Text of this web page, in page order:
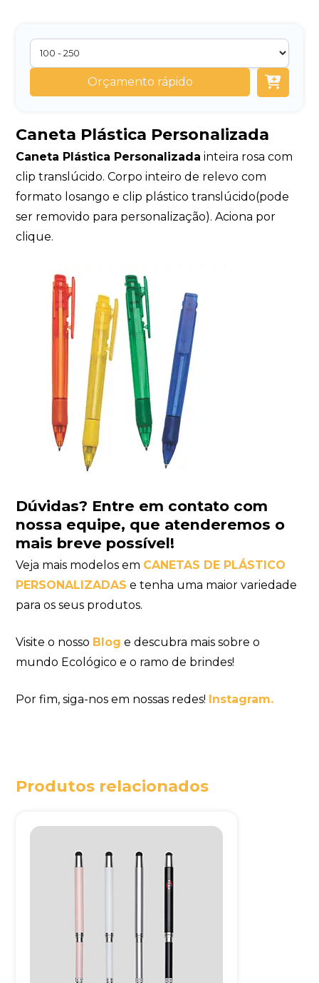
Orçamento rápido
Caneta Plástica Personalizada
Caneta Plástica Personalizada inteira rosa com
clip translúcido. Corpo inteiro de relevo com
formato losango e clip plástico translúcido(pode
ser removido para personalização). Aciona por
clique.
Dúvidas? Entre em contato com
nossa equipe, que atenderemos o
mais breve possível!
Veja mais modelos em CANETAS DE PLÁSTICO
PERSONALIZADAS e tenha uma maior variedade
para os seus produtos.
Visite o nosso Blog e descubra mais sobre o
mundo Ecológico e o ramo de brindes!
Por fim, siga-nos em nossas redes! Instagram.
Produtos relacionados